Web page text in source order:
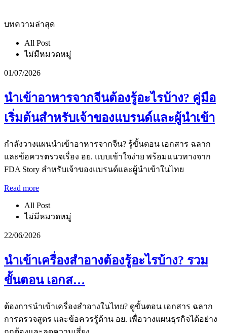
บทความล่าสุด
All Post
ไม่มีหมวดหมู่
01/07/2026
นำเข้าอาหารจากจีนต้องรู้อะไรบ้าง? คู่มือ
เริ่มต้นสำหรับเจ้าของแบรนด์และผู้นำเข้า
กำลังวางแผนนำเข้าอาหารจากจีน? รู้ขั้นตอน เอกสาร ฉลาก
และข้อควรตรวจเรื่อง อย. แบบเข้าใจง่าย พร้อมแนวทางจาก
FDA Story สำหรับเจ้าของแบรนด์และผู้นำเข้าในไทย
Read more
All Post
ไม่มีหมวดหมู่
22/06/2026
นำเข้าเครื่องสำอางต้องรู้อะไรบ้าง? รวม
ขั้นตอน เอกส…
ต้องการนำเข้าเครื่องสำอางในไทย? ดูขั้นตอน เอกสาร ฉลาก
การตรวจสูตร และข้อควรรู้ด้าน อย. เพื่อวางแผนธุรกิจได้อย่าง